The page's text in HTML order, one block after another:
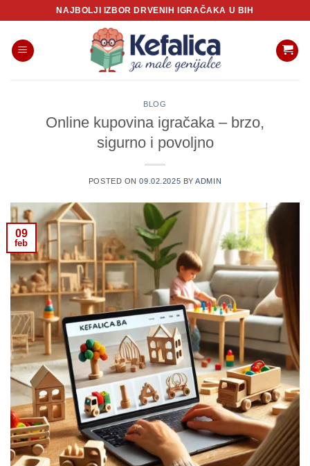
content
NAJBOLJI IZBOR DRVENIH IGRAČAKA U BIH
BLOG
Online kupovina igračaka – brzo,
sigurno i povoljno
POSTED ON09.02.2025 BYADMIN
09
feb